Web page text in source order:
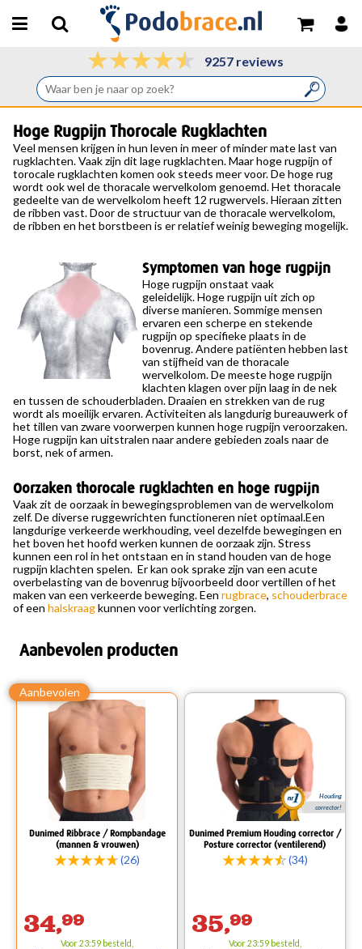
9257 reviews
Hoge Rugpijn Thorocale Rugklachten
Veel mensen krijgen in hun leven in meer of minder mate last van
rugklachten. Vaak zijn dit lage rugklachten. Maar hoge rugpijn of
torocale rugklachten komen ook steeds meer voor. De hoge rug
wordt ook wel de thoracale wervelkolom genoemd. Het thoracale
gedeelte van de wervelkolom heeft 12 rugwervels. Hieraan zitten
de ribben vast. Door de structuur van de thoracale wervelkolom,
de ribben en het borstbeen is er relatief weinig beweging mogelijk.
Symptomen van hoge rugpijn
Hoge rugpijn onstaat vaak
geleidelijk. Hoge rugpijn uit zich op
diverse manieren. Sommige mensen
ervaren een scherpe en stekende
rugpijn op specifieke plaats in de
bovenrug. Andere patiënten hebben last
van stijfheid van de thoracale
wervelkolom. De meeste hoge rugpijn
klachten klagen over pijn laag in de nek
en tussen de schouderbladen. Draaien en strekken van de rug
wordt als moeilijk ervaren. Activiteiten als langdurig bureauwerk of
het tillen van zware voorwerpen kunnen hoge rugpijn veroorzaken.
Hoge rugpijn kan uitstralen naar andere gebieden zoals naar de
borst, nek of armen.
Oorzaken thorocale rugklachten en hoge rugpijn
Vaak zit de oorzaak in bewegingsproblemen van de wervelkolom
zelf. De diverse ruggewrichten functioneren niet optimaal.Een
langdurige verkeerde werkhouding, veel dezelfde bewegingen en
het boven het hoofd werken kunnen de oorzaak zijn. Stress
kunnen een rol in het ontstaan en in stand houden van de hoge
rugpijn klachten spelen. Er kan ook sprake zijn van een acute
overbelasting van de bovenrug bijvoorbeeld door vertillen of het
maken van een verkeerde beweging. Eenrugbrace, schouderbrace
of eenhalskraagkunnen voor verlichting zorgen.
Aanbevolen producten
Dunimed Ribbrace / Rompbandage
(mannen & vrouwen)
(26)
34,99
Voor 23:59 besteld,
Houding
corrector!
Dunimed Premium Houding corrector /
Posture corrector (ventilerend)
(34)
35,99
Voor 23:59 besteld,